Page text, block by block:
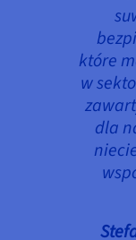
które
w
dla